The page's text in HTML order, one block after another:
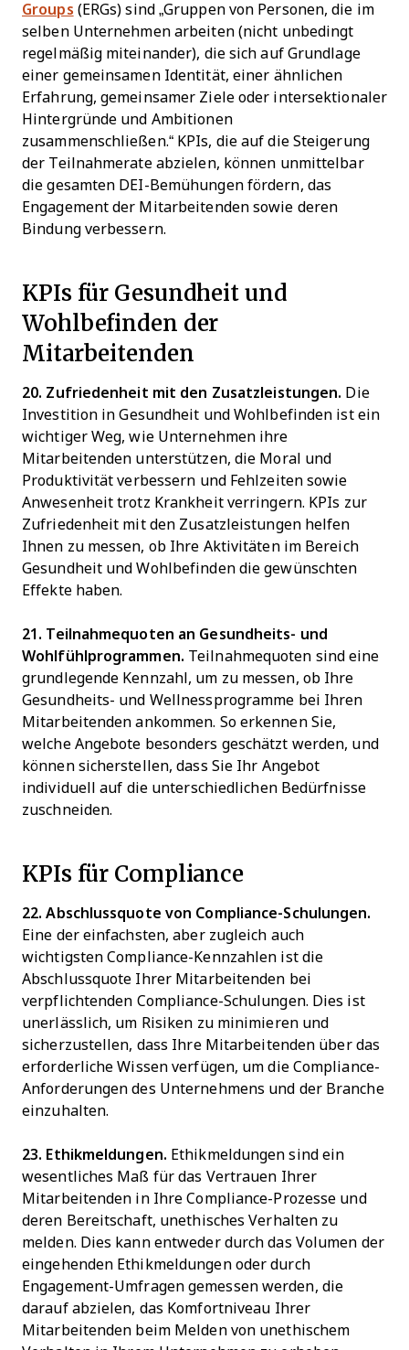
Groups (ERGs) sind „Gruppen von Personen, die im
selben Unternehmen arbeiten (nicht unbedingt
regelmäßig miteinander), die sich auf Grundlage
einer gemeinsamen Identität, einer ähnlichen
Erfahrung, gemeinsamer Ziele oder intersektionaler
Hintergründe und Ambitionen
zusammenschließen.“ KPIs, die auf die Steigerung
der Teilnahmerate abzielen, können unmittelbar
die gesamten DEI-Bemühungen fördern, das
Engagement der Mitarbeitenden sowie deren
Bindung verbessern.
KPIs für Gesundheit und
Wohlbefinden der
Mitarbeitenden
20. Zufriedenheit mit den Zusatzleistungen. Die
Investition in Gesundheit und Wohlbefinden ist ein
wichtiger Weg, wie Unternehmen ihre
Mitarbeitenden unterstützen, die Moral und
Produktivität verbessern und Fehlzeiten sowie
Anwesenheit trotz Krankheit verringern. KPIs zur
Zufriedenheit mit den Zusatzleistungen helfen
Ihnen zu messen, ob Ihre Aktivitäten im Bereich
Gesundheit und Wohlbefinden die gewünschten
Effekte haben.
21. Teilnahmequoten an Gesundheits- und
Wohlfühlprogrammen. Teilnahmequoten sind eine
grundlegende Kennzahl, um zu messen, ob Ihre
Gesundheits- und Wellnessprogramme bei Ihren
Mitarbeitenden ankommen. So erkennen Sie,
welche Angebote besonders geschätzt werden, und
können sicherstellen, dass Sie Ihr Angebot
individuell auf die unterschiedlichen Bedürfnisse
zuschneiden.
KPIs für Compliance
22. Abschlussquote von Compliance-Schulungen.
Eine der einfachsten, aber zugleich auch
wichtigsten Compliance-Kennzahlen ist die
Abschlussquote Ihrer Mitarbeitenden bei
verpflichtenden Compliance-Schulungen. Dies ist
unerlässlich, um Risiken zu minimieren und
sicherzustellen, dass Ihre Mitarbeitenden über das
erforderliche Wissen verfügen, um die Compliance-
Anforderungen des Unternehmens und der Branche
einzuhalten.
23. Ethikmeldungen. Ethikmeldungen sind ein
wesentliches Maß für das Vertrauen Ihrer
Mitarbeitenden in Ihre Compliance-Prozesse und
deren Bereitschaft, unethisches Verhalten zu
melden. Dies kann entweder durch das Volumen der
eingehenden Ethikmeldungen oder durch
Engagement-Umfragen gemessen werden, die
darauf abzielen, das Komfortniveau Ihrer
Mitarbeitenden beim Melden von unethischem